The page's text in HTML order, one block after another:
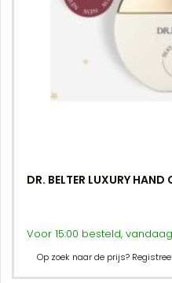
DR. BELTER LUXURY HAND
Voor 15:00 besteld,
Op zoek naar de prijs?